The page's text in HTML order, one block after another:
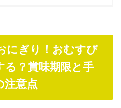
にぎり！おむすび
る？賞味期限と手
注意点